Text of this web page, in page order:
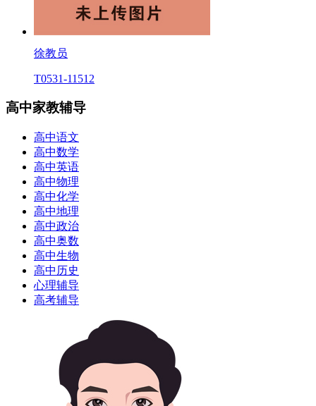
徐教员
T0531-11512
高中家教辅导
高中语文
高中数学
高中英语
高中物理
高中化学
高中地理
高中政治
高中奥数
高中生物
高中历史
心理辅导
高考辅导